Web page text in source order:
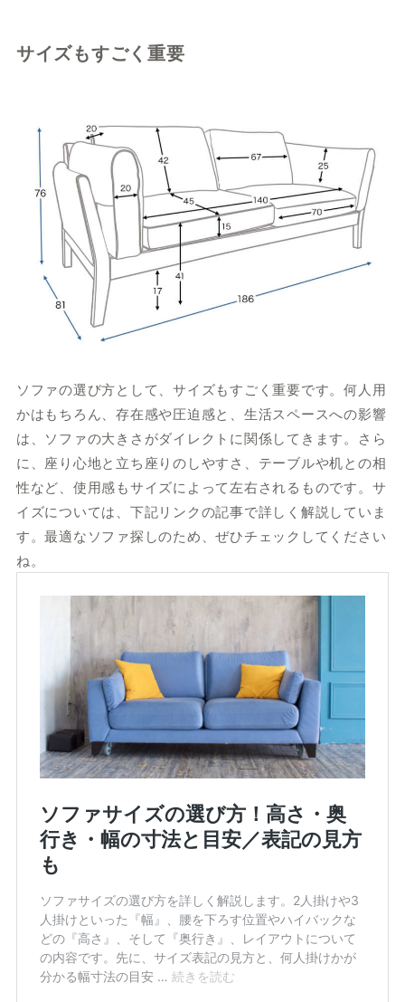
サイズもすごく重要
ソファの選び方として、サイズもすごく重要です。何人用
かはもちろん、存在感や圧迫感と、生活スペースへの影響
は、ソファの大きさがダイレクトに関係してきます。さら
に、座り心地と立ち座りのしやすさ、テーブルや机との相
性など、使用感もサイズによって左右されるものです。サ
イズについては、下記リンクの記事で詳しく解説していま
す。最適なソファ探しのため、ぜひチェックしてください
ね。